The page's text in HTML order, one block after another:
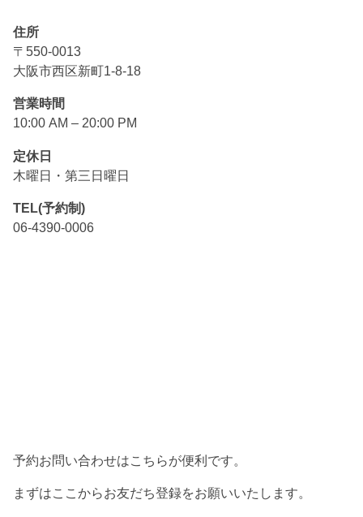
住所
〒550-0013
大阪市西区新町1-8-18
営業時間
10:00 AM – 20:00 PM
定休日
木曜日・第三日曜日
TEL(予約制)
06-4390-0006
予約お問い合わせはこちらが便利です。
まずはここからお友だち登録をお願いいたします。